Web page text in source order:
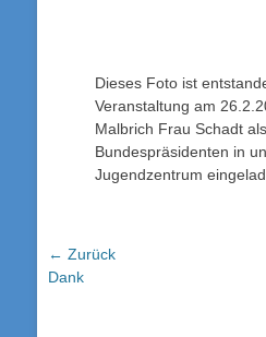
Dieses Foto ist
Veranstaltung am
Malbrich Frau Schadt
Bundespräsidenten in
Jugendzentrum
Beitrags-
Navigation
← Zurück
Vorheriger
Dank